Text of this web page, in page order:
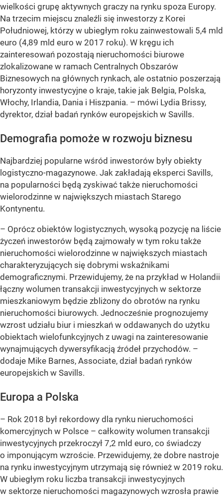
wielkości grupę aktywnych graczy na rynku spoza Europy.
Na trzecim miejscu znaleźli się inwestorzy z Korei
Południowej, którzy w ubiegłym roku zainwestowali 5,4 mld
euro (4,89 mld euro w 2017 roku). W kręgu ich
zainteresowań pozostają nieruchomości biurowe
zlokalizowane w ramach Centralnych Obszarów
Biznesowych na głównych rynkach, ale ostatnio poszerzają
horyzonty inwestycyjne o kraje, takie jak Belgia, Polska,
Włochy, Irlandia, Dania i Hiszpania. – mówi Lydia Brissy,
dyrektor, dział badań rynków europejskich w Savills.
Demografia pomoże w rozwoju biznesu
Najbardziej popularne wśród inwestorów były obiekty
logistyczno-magazynowe. Jak zakładają eksperci Savills,
na popularności będą zyskiwać także nieruchomości
wielorodzinne w największych miastach Starego
Kontynentu.
– Oprócz obiektów logistycznych, wysoką pozycję na liście
życzeń inwestorów będą zajmowały w tym roku także
nieruchomości wielorodzinne w największych miastach
charakteryzujących się dobrymi wskaźnikami
demograficznymi. Przewidujemy, że na przykład w Holandii
łączny wolumen transakcji inwestycyjnych w sektorze
mieszkaniowym będzie zbliżony do obrotów na rynku
nieruchomości biurowych. Jednocześnie prognozujemy
wzrost udziału biur i mieszkań w oddawanych do użytku
obiektach wielofunkcyjnych z uwagi na zainteresowanie
wynajmujących dywersyfikacją źródeł przychodów. –
dodaje Mike Barnes, Associate, dział badań rynków
europejskich w Savills.
Europa a Polska
– Rok 2018 był rekordowy dla rynku nieruchomości
komercyjnych w Polsce – całkowity wolumen transakcji
inwestycyjnych przekroczył 7,2 mld euro, co świadczy
o imponującym wzroście. Przewidujemy, że dobre nastroje
na rynku inwestycyjnym utrzymają się również w 2019 roku.
W ubiegłym roku liczba transakcji inwestycyjnych
w sektorze nieruchomości magazynowych wzrosła prawie